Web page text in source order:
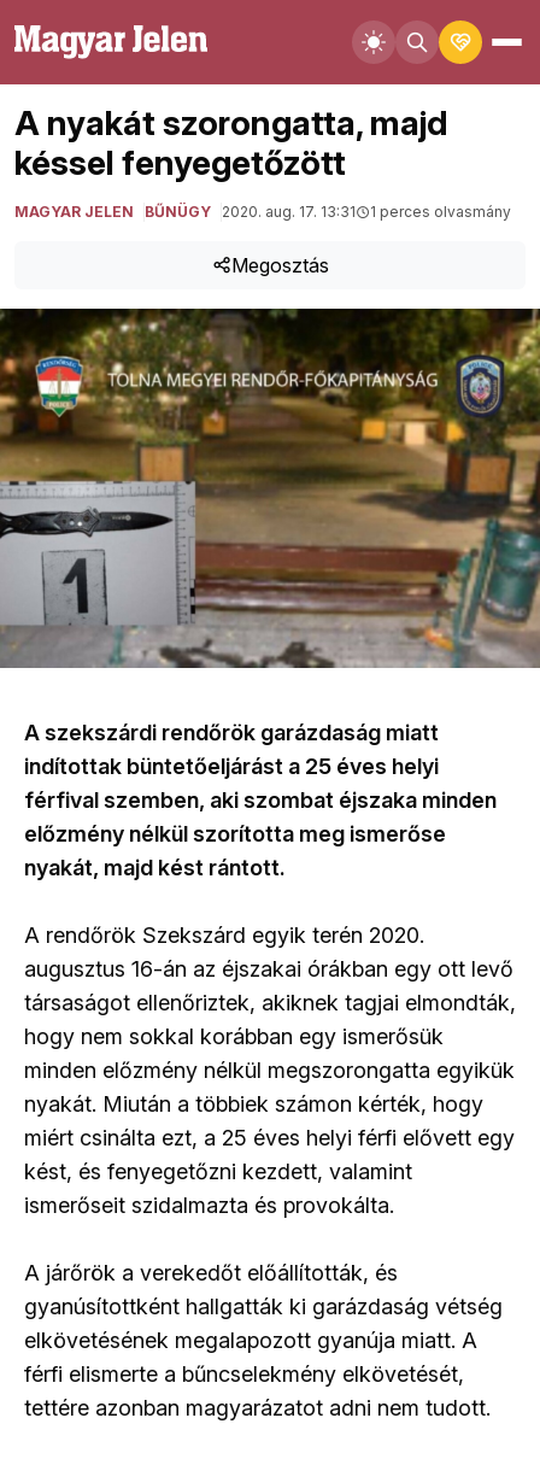
A nyakát szorongatta, majd
késsel fenyegetőzött
MAGYAR JELEN BŰNÜGY 2020. aug. 17. 13:31 1 perces olvasmány
Megosztás
A szekszárdi rendőrök garázdaság miatt
indítottak büntetőeljárást a 25 éves helyi
férfival szemben, aki szombat éjszaka minden
előzmény nélkül szorította meg ismerőse
nyakát, majd kést rántott.
A rendőrök Szekszárd egyik terén 2020.
augusztus 16-án az éjszakai órákban egy ott levő
társaságot ellenőriztek, akiknek tagjai elmondták,
hogy nem sokkal korábban egy ismerősük
minden előzmény nélkül megszorongatta egyikük
nyakát. Miután a többiek számon kérték, hogy
miért csinálta ezt, a 25 éves helyi férfi elővett egy
kést, és fenyegetőzni kezdett, valamint
ismerőseit szidalmazta és provokálta.
A járőrök a verekedőt előállították, és
gyanúsítottként hallgatták ki garázdaság vétség
elkövetésének megalapozott gyanúja miatt. A
férfi elismerte a bűncselekmény elkövetését,
tettére azonban magyarázatot adni nem tudott.